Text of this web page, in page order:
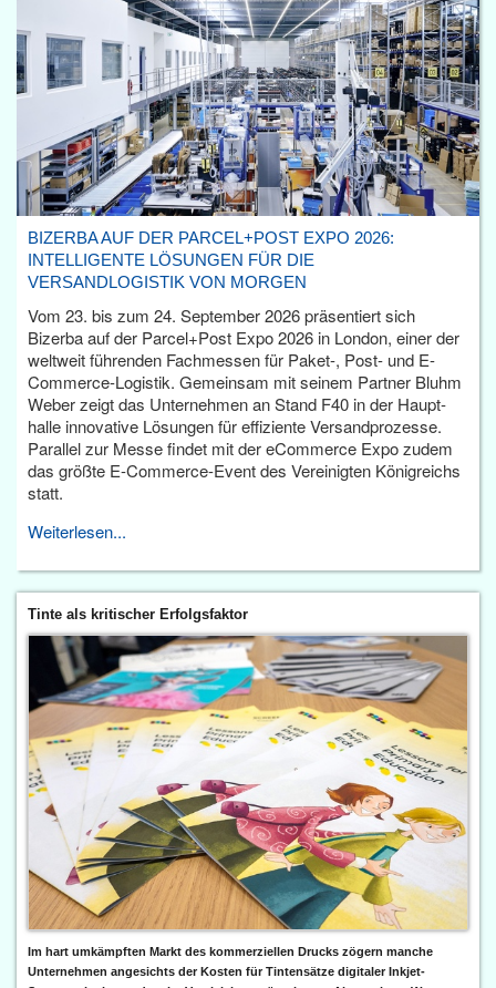
BIZERBA AUF DER PARCEL+POST EXPO 2026:
INTELLIGENTE LÖSUNGEN FÜR DIE
VERSANDLOGISTIK VON MORGEN
Vom 23. bis zum 24. September 2026 präsentiert sich
Bizerba auf der Parcel+Post Expo 2026 in London, einer der
weltweit führenden Fachmessen für Paket-, Post- und E-
Commerce-Logistik. Gemeinsam mit seinem Partner Bluhm
Weber zeigt das Unternehmen an Stand F40 in der Haupt­
halle innovative Lösungen für effiziente Versandprozesse.
Parallel zur Messe findet mit der eCommerce Expo zudem
das größte E-Commerce-Event des Vereinigten Königreichs
statt.
Weiterlesen...
Tinte als kritischer Erfolgsfaktor
Im hart umkämpften Markt des kommerziellen Drucks zögern manche
Unternehmen angesichts der Kosten für Tintensätze digitaler Inkjet-